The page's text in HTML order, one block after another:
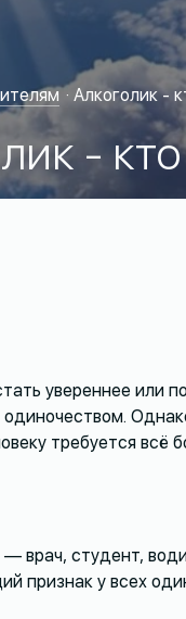
Алкоголик -
-
увереннее или
требуется
врач, студент,
признак у всех